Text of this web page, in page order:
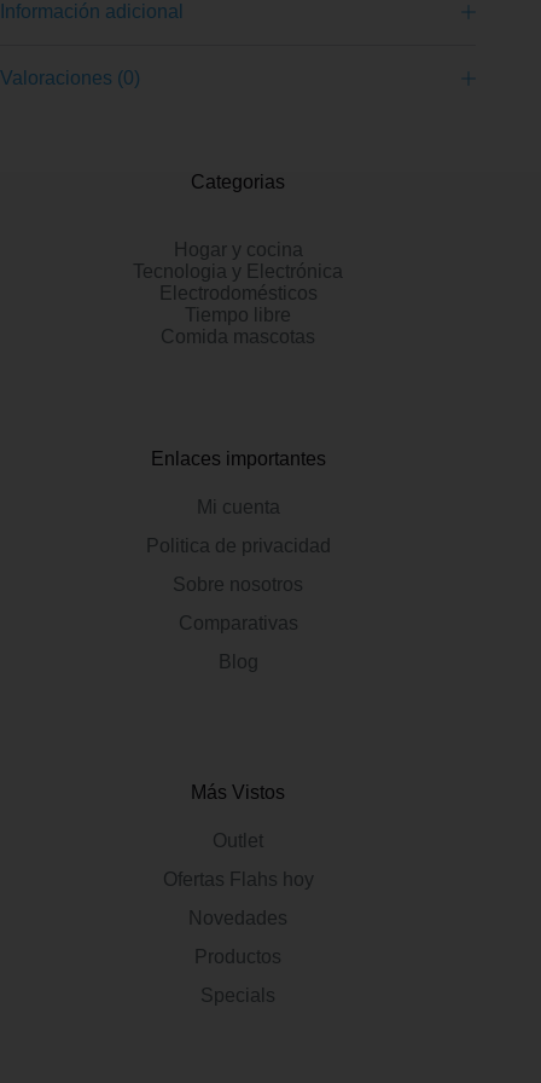
Información adicional
Valoraciones (0)
Categorias
Hogar y cocina
Tecnologia y Electrónica
Electrodomésticos
Tiempo libre
Comida mascotas
Enlaces importantes
Mi cuenta
Politica de privacidad
Sobre nosotros
Comparativas
Blog
Más Vistos
Outlet
Ofertas Flahs hoy
Novedades
Productos
Specials